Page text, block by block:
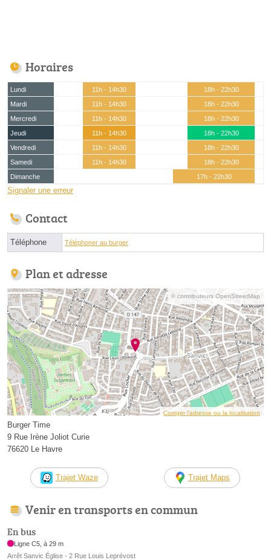
Horaires
Lundi 11h - 14h30
18h - 22h30
Mardi
11h - 14h30
18h - 22h30
Mercredi
11h - 14h30
18h - 22h30
Jeudi
11h - 14h30
18h - 22h30
Vendredi
11h - 14h30
18h - 22h30
Samedi
11h - 14h30
18h - 22h30
Dimanche
17h - 22h30
Signaler une erreur
Contact
Téléphone Téléphoner au burger
Plan et adresse
© contributeurs OpenStreetMap
Corriger l’adresse ou la localisation
Burger Time
9 Rue Irène Joliot Curie
76620 Le Havre
Trajet Waze Trajet Maps
Venir en transports en commun
En bus
Ligne C5, à 29 m
Arrêt Sanvic Église - 2 Rue Louis Leprévost